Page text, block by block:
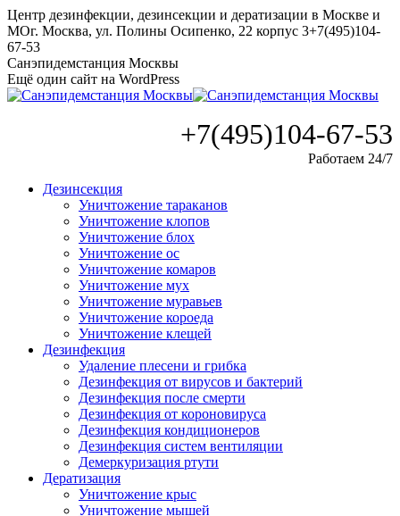
Перейти
к
содержанию
Центр дезинфекции, дезинсекции и дератизации в Москве и
МОг. Москва, ул. Полины Осипенко, 22 корпус 3+7(495)104-
67-53
Санэпидемстанция Москвы
Ещё один сайт на WordPress
+7(495)104-67-53
Работаем 24/7
Дезинсекция
Уничтожение тараканов
Уничтожение клопов
Уничтожение блох
Уничтожение ос
Уничтожение комаров
Уничтожение мух
Уничтожение муравьев
Уничтожение короеда
Уничтожение клещей
Дезинфекция
Удаление плесени и грибка
Дезинфекция от вирусов и бактерий
Дезинфекция после смерти
Дезинфекция от короновируса
Дезинфекция кондиционеров
Дезинфекция систем вентиляции
Демеркуризация ртути
Дератизация
Уничтожение крыс
Уничтожение мышей